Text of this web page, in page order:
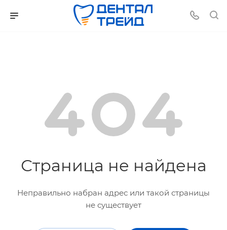
Страница не найдена
Неправильно набран адрес или такой страницы
не существует